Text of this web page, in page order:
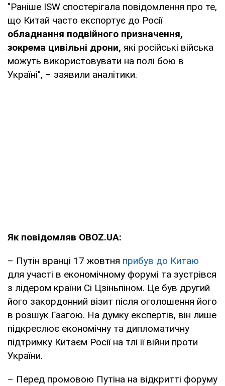
"Раніше ISW спостерігала повідомлення про те,
що Китай часто експортує до Росії
обладнання подвійного призначення,
зокрема цивільні дрони, які російські війська
можуть використовувати на полі бою в
Україні", – заявили аналітики.
Як повідомляв OBOZ.UA:
– Путін вранці 17 жовтня прибув до Китаю
для участі в економічному форумі та зустрівся
з лідером країни Сі Цзіньпіном. Це був другий
його закордонний візит після оголошення його
в розшук Гаагою. На думку експертів, він лише
підкреслює економічну та дипломатичну
підтримку Китаєм Росії на тлі її війни проти
України.
– Перед промовою Путіна на відкритті форуму